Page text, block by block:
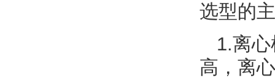
选型的主
1.离心
高，离